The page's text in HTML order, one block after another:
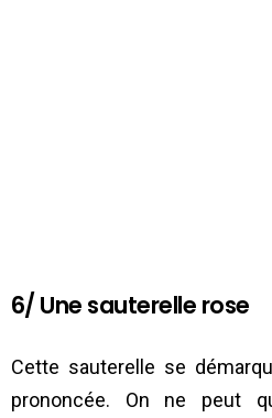
6/ Une sauterelle rose
Cette sauterelle se
prononcée. On ne peut